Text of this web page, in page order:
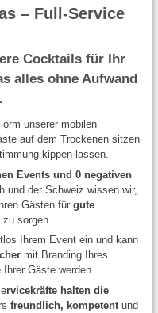
– Full-Service
Cocktails für Ihr
alles ohne Aufwand
unserer mobilen
auf dem Trockenen sitzen
kippen lassen.
Events und 0 negativen
der Schweiz wissen wir,
Gästen für gute
zu sorgen.
Ihrem Event ein und kann
mit Branding Ihres
Gäste werden.
rvicekräfte halten die
freundlich, kompetentund